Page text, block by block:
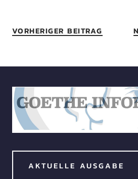
VORHERIGER BEITRAG
AKTUELLE AUSGABE